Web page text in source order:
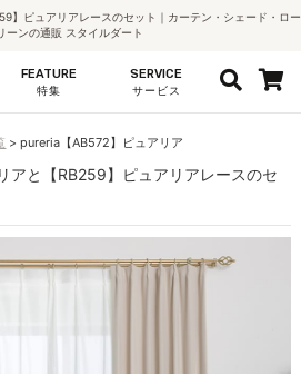
】ピュアリアレースのセット｜カーテン・シェード・ロー
ーンの通販 スタイルダート
FEATURE
特集
SERVICE
サービス
pureria【AB572】ピュアリア
アと【RB259】ピュアリアレースのセ